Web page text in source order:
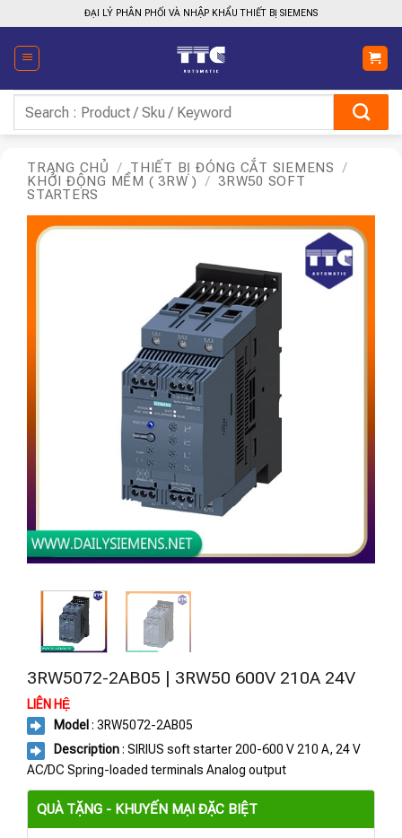
qua
nội
dung
ĐẠI LÝ PHÂN PHỐI VÀ NHẬP KHẨU THIẾT BỊ SIEMENS
kiếm:
TRANG CHỦ / THIẾT BỊ ĐÓNG CẮT SIEMENS
/
KHỞI ĐỘNG MỀM ( 3RW )
/ 3RW50 SOFT
STARTERS
3RW5072-2AB05 | 3RW50 600V 210A 24V
LIÊN HỆ
Model : 3RW5072-2AB05
Description: SIRIUS soft starter 200-600 V 210 A, 24 V
AC/DC Spring-loaded terminals Analog output
QUÀ TẶNG - KHUYẾN MẠI ĐẶC BIỆT